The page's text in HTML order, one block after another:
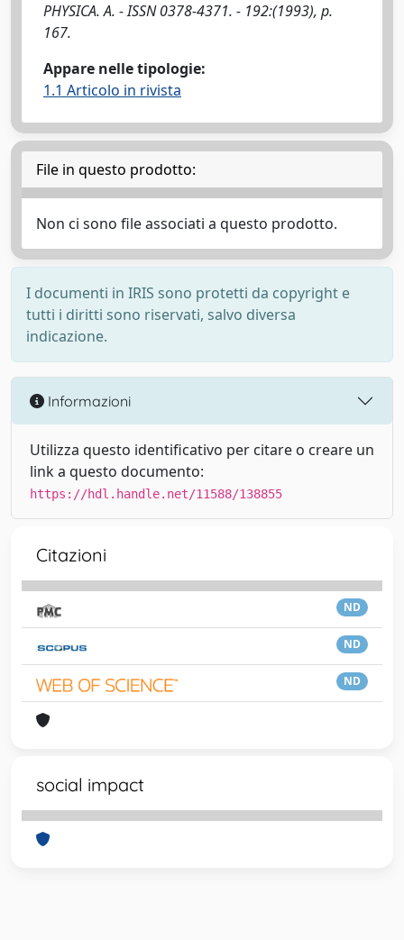
PHYSICA. A. - ISSN 0378-4371. - 192:(1993), p.
167.
Appare nelle tipologie:
1.1 Articolo in rivista
File in questo prodotto:
Non ci sono file associati a questo prodotto.
I documenti in IRIS sono protetti da copyright e
tutti i diritti sono riservati, salvo diversa
indicazione.
Informazioni
Utilizza questo identificativo per citare o creare un
link a questo documento:
https://hdl.handle.net/11588/138855
Citazioni
ND
ND
ND
social impact